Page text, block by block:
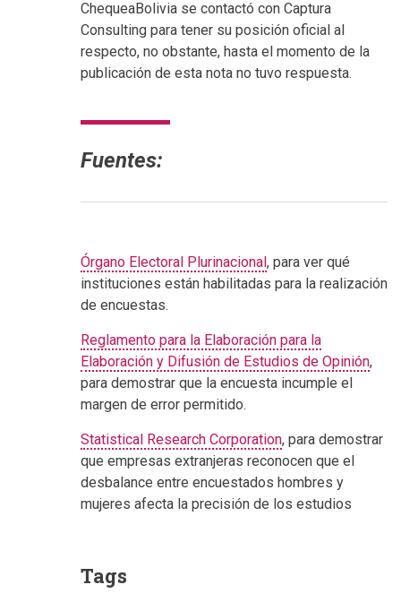
ChequeaBolivia se contactó con Captura
Consulting para tener su posición oficial al
respecto, no obstante, hasta el momento de la
publicación de esta nota no tuvo respuesta.
Fuentes:
Órgano Electoral Plurinacional , para ver qué
instituciones están habilitadas para la realización
de encuestas.
Reglamento para la Elaboración para la
Elaboración y Difusión de Estudios de Opinión,
para demostrar que la encuesta incumple el
margen de error permitido.
Statistical Research Corporation, para demostrar
que empresas extranjeras reconocen que el
desbalance entre encuestados hombres y
mujeres afecta la precisión de los estudios
Tags